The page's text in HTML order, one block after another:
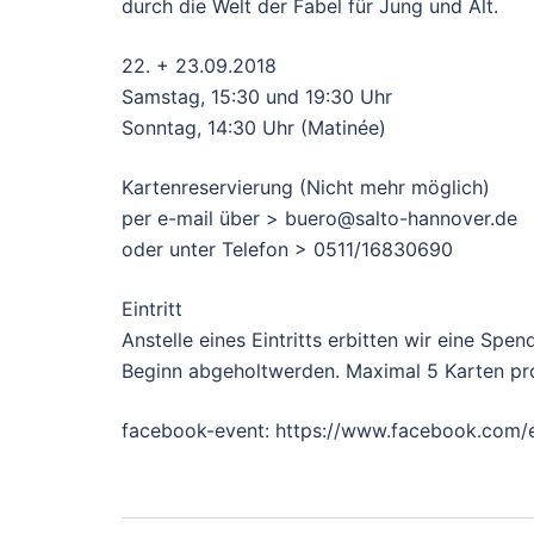
durch die Welt der Fabel für Jung und Alt.
22. + 23.09.2018
Samstag, 15:30 und 19:30 Uhr
Sonntag, 14:30 Uhr (Matinée)
Kartenreservierung (Nicht mehr möglich)
per e-mail über > buero@salto-hannover.de
oder unter Telefon > 0511/16830690
Eintritt
Anstelle eines Eintritts erbitten wir eine
Beginn abgeholtwerden. Maximal 5 Karten
facebook-event: https://